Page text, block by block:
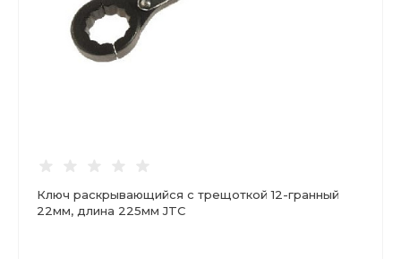
Ключ раскрывающийся с трещоткой 12-гранный
22мм, длина 225мм JTC